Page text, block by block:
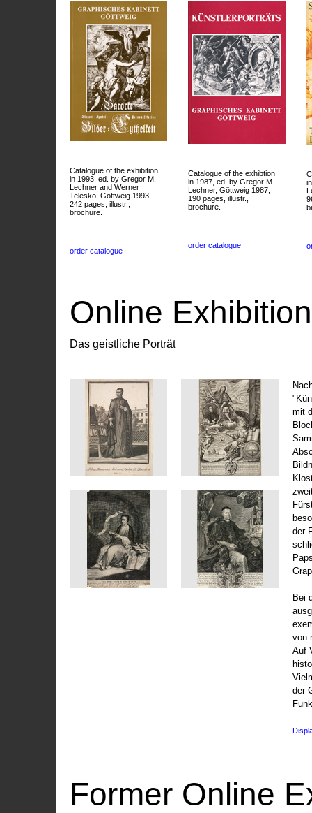
Catalogue of the exhibition
in 1993, ed. by Gregor M.
Lechner and Werner
Telesko, Göttweig 1993,
242 pages, illustr.,
brochure.
order catalogue
Catalogue of the exhibtion
in 1987, ed. by Gregor M.
Lechner, Göttweig 1987,
190 pages, illustr.,
brochure.
order catalogue
Online
Das geistliche Porträt
mit
der
Bei
von
Auf
der
Former Online